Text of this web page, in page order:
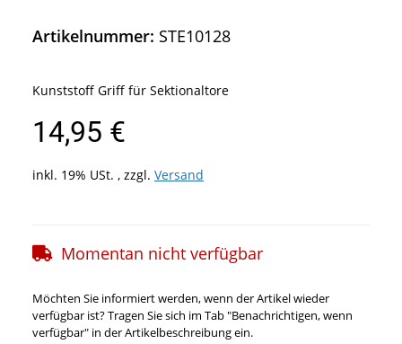
Artikelnummer: STE10128
Kunststoff Griff für Sektionaltore
14,95 €
inkl. 19% USt. , zzgl. Versand
Momentan nicht verfügbar
Möchten Sie informiert werden, wenn der Artikel wieder
verfügbar ist? Tragen Sie sich im Tab "Benachrichtigen, wenn
verfügbar" in der Artikelbeschreibung ein.